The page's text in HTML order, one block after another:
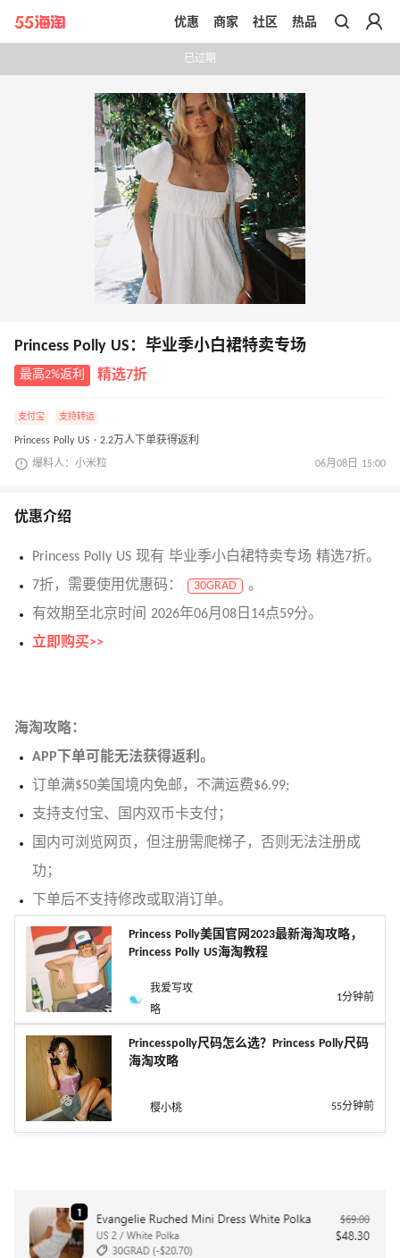
带你去官网买正品
优惠 商家 社区 热品
已过期
Princess Polly US：毕业季小白裙特卖专场
最高2%返利 精选7折
支付宝 支持转运
Princess Polly US · 2.2万人下单获得返利
爆料人：小米粒 06月08日 15:00
优惠介绍
Princess Polly US 现有 毕业季小白裙特卖专场 精选7折。
7折，需要使用优惠码：
30GRAD
。
有效期至北京时间 2026年06月08日14点59分。
立即购买>>
海淘攻略：
APP下单可能无法获得返利。
订单满$50美国境内免邮，不满运费$6.99;
支持支付宝、国内双币卡支付；
国内可浏览网页，但注册需爬梯子，否则无法注册成
功；
下单后不支持修改或取消订单。
Princess Polly美国官网2023最新海淘攻略，
Princess Polly US海淘教程
我爱写攻
略
1分钟前
Princesspolly尺码怎么选？Princess Polly尺码
海淘攻略
樱小桃 55分钟前